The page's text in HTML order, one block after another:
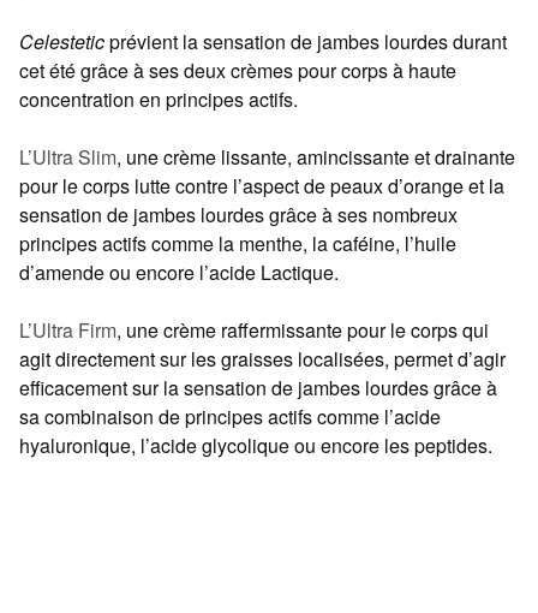
Celesteticprévient la sensation de jambes lourdes durant
cet été grâce à ses deux crèmes pour corps à haute
concentration en principes actifs.
L’Ultra Slim, une crème lissante, amincissante et drainante
pour le corps lutte contre l’aspect de peaux d’orange et la
sensation de jambes lourdes grâce à ses nombreux
principes actifs comme la menthe, la caféine, l’huile
d’amende ou encore l’acide Lactique.
L’Ultra Firm, une crème raffermissante pour le corps qui
agit directement sur les graisses localisées, permet d’agir
efficacement sur la sensation de jambes lourdes grâce à
sa combinaison de principes actifs comme l’acide
hyaluronique, l’acide glycolique ou encore les peptides.